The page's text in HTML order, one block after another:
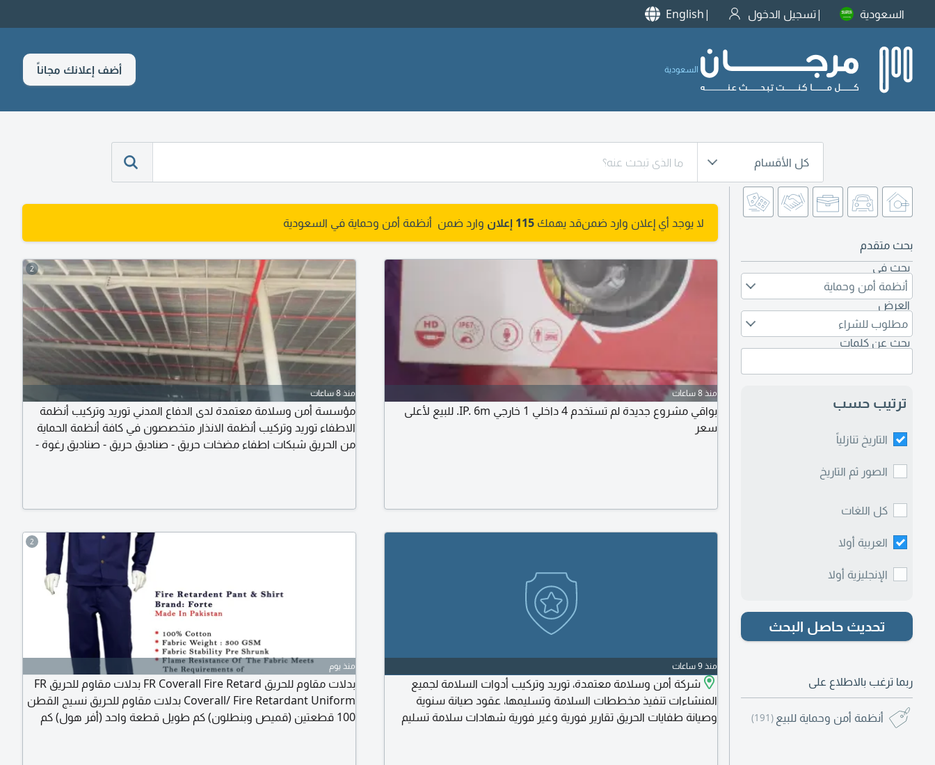
السعودية تسجيل الدخول English
السعودية أضف إعلانك مجاناً
كل الأقسام
بحث متقدم
بحث في
أنظمة أمن وحماية
العرض
مطلوب للشراء
بحث عن كلمات
ترتيب حسب
التاريخ تنازلياً
الصور ثم التاريخ
كل اللغات
العربية أولا
الإنجليزية أولا
تحديث حاصل البحث
ربما ترغب بالاطلاع على
أنظمة أمن وحماية للبيع (191)
لا يوجد أي إعلان وارد ضمنقد يهمك 115 إعلان وارد ضمن أنظمة أمن وحماية في السعودية
منذ 8 ساعات
بواقي مشروع جديدة لم تستخدم 4 داخلي 1 خارجي IP. 6m. للبيع لأعلى
سعر
2
منذ 8 ساعات
مؤسسة أمن وسلامة معتمدة لدى الدفاع المدني توريد وتركيب أنظمة
الاطفاء توريد وتركيب أنظمة الانذار متخصصون في كافة أنظمة الحماية
من الحريق شبكات اطفاء مضخات حريق - صناديق حريق - صناديق رغوة -
مهندس
منذ 9 ساعات
شركة أمن وسلامة معتمدة، توريد وتركيب أدوات السلامة لجميع
المنشاءات تنفيذ مخططات السلامة وتسليمها، عقود صيانة سنوية
وصيانة طفايات الحريق تقارير فورية وغير فورية شهادات سلامة تسليم
2
منذ يوم
بدلات مقاوم للحريق FR Coverall Fire Retard بدلات مقاوم للحريق FR
Coverall/ Fire Retardant Uniform بدلات مقاوم للحريق نسيج القطن
100 قطعتين (قميص وبنطلون) كم طويل قطعة واحد (أفر هول) كم